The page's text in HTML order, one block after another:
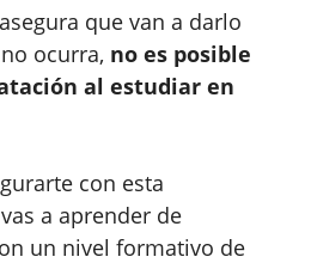
que van a darlo
ocurra, no es posible
al estudiar en
con esta
a aprender de
un nivel formativo de